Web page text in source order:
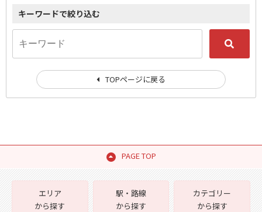
キーワードで絞り込む
TOPページに戻る
PAGE TOP
エリア
から探す
駅・路線
から探す
カテゴリー
から探す